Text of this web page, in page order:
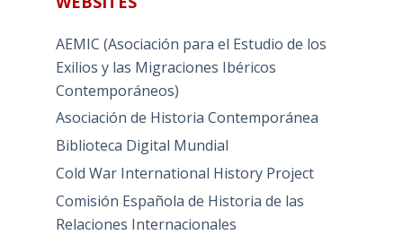
AEMIC (Asociación para el Estudio de los
Exilios y las Migraciones Ibéricos
Contemporáneos)
Asociación de Historia Contemporánea
Biblioteca Digital Mundial
Cold War International History Project
Comisión Española de Historia de las
Relaciones Internacionales